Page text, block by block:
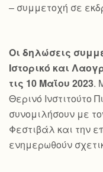
– συμμετοχή σε
Οι δηλώσεις
Ιστορικό και
τις 10 Μαΐου 2023.
Θερινό Ινστιτούτο
συνομιλήσουν με
Φεστιβάλ και την
ενημερωθούν